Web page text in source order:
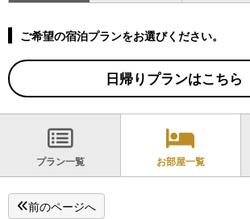
ご希望の宿泊プランをお選びください。
日帰りプランはこちら
プラン一覧 お部屋一覧
前のページへ